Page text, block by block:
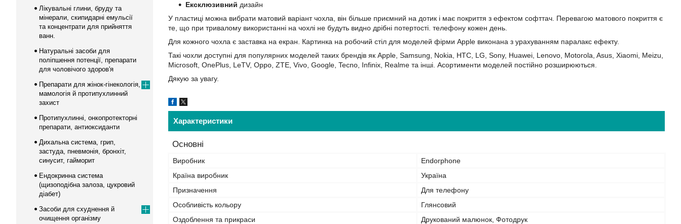
Ексклюзивний дизайн
У пластиці можна вибрати матовий варіант чохла, він більше приємний на дотик і має покриття з ефектом софттач. Перевагою матового покриття є
те, що при тривалому використанні на чохлі не будуть видно дрібні потертості. телефону кожен день.
Для кожного чохла є заставка на екран. Картинка на робочий стіл для моделей фірми Apple виконана з урахуванням паралакс ефекту.
Такі чохли доступні для популярних моделей таких брендів як Apple, Samsung, Nokia, HTC, LG, Sony, Huawei, Lenovo, Motorola, Asus, Xiaomi, Meizu,
Microsoft, OnePlus, LeTV, Oppo, ZTE, Vivo, Google, Tecno, Infinix, Realme та інші. Асортименти моделей постійно розширюються.
Дякую за увагу.
Характеристики
Основні
Виробник
Endorphone
Країна виробник
Україна
Призначення
Для телефону
Особливість кольору
Глянсовий
Оздоблення та прикраси
Друкований малюнок, Фотодрук
Лікувальні глини, бруду та
мінерали, скипидарні емульсії
та концентрати для прийняття
ванн.
Натуральні засоби для
поліпшення потенції, препарати
для чоловічого здоров'я
Препарати для жінок-гінекологія,
мамологія й протипухлинний
захист
Протипухлинні, онкопротекторні
препарати, антиоксиданти
Дихальна система, грип,
застуда, пневмонія, бронхіт,
синусит, гайморит
Ендокринна система
(щизоподібна залоза, цукровий
діабет)
Засоби для схуднення й
очищення організму